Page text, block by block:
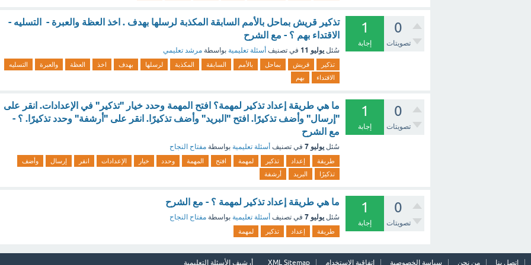
0
تصويتات
1
إجابة
تذكير قريش بماحل بالأمم السابقة المكذبة لرسلها بهدف . اخذ العظة والعبرة - التسليه -
الاقتداء بهم ؟ - مع الشرح
سُئل يوليو 11 في تصنيف أسئلة تعليمية بواسطة مرشد تعليمي
تذكير قريش بماحل بالأمم السابقة المكذبة لرسلها بهدف اخذ العظة والعبرة
التسليه
الاقتداء
بهم
0
تصويتات
1
إجابة
ما هي طريقة إعداد تذكير لمهمة؟ افتح المهمة وحدد خيار "تذكير" في الإعدادات. انقر على
"إرسال" وأضف تذكيرًا. افتح "البريد" وأضف تذكيرًا. انقر على "أرشفة" وحدد تذكيرًا. ؟ -
مع الشرح
سُئل يوليو 7 في تصنيف أسئلة تعليمية بواسطة مفتاح النجاح
طريقة إعداد تذكير لمهمة افتح المهمة وحدد خيار الإعدادات انقر إرسال
وأضف
تذكيرًا
البريد أرشفة
0
تصويتات
1
إجابة
ما هي طريقة إعداد تذكير لمهمة ؟ - مع الشرح
سُئل يوليو 7 في تصنيف أسئلة تعليمية بواسطة مفتاح النجاح
طريقة إعداد تذكير لمهمة
اتصل بنا من نحن سياسة الخصوصية اتفاقية الاستخدام XML Sitemap أرشيف الأسئلة التعليمية